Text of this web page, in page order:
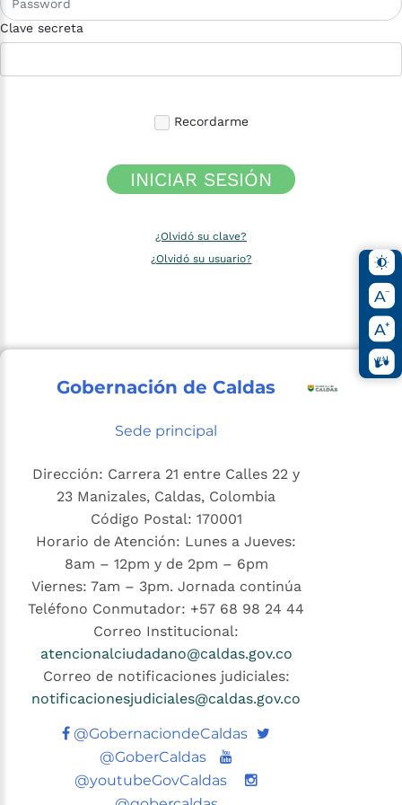
Clave secreta
Recordarme
INICIAR SESIÓN
¿Olvidó su clave?
¿Olvidó su usuario?
Gobernación de Caldas
Sede principal
Dirección: Carrera 21 entre Calles 22 y
23 Manizales, Caldas, Colombia
Código Postal: 170001
Horario de Atención: Lunes a Jueves:
8am – 12pm y de 2pm – 6pm
Viernes: 7am – 3pm. Jornada continúa
Teléfono Conmutador: +57 68 98 24 44
Correo Institucional:
atencionalciudadano@caldas.gov.co
Correo de notificaciones judiciales:
notificacionesjudiciales@caldas.gov.co
@GobernaciondeCaldas Twitter
@GoberCaldas
Youtube
@youtubeGovCaldas